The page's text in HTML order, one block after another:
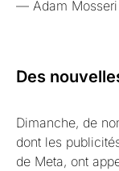
— Adam Mosseri
Des
Dimanche, de
dont les
de Meta, ont